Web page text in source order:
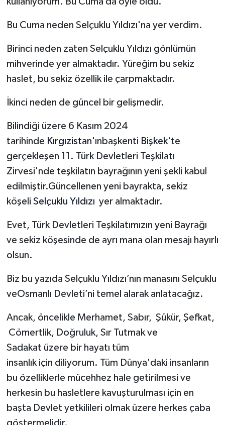
Bu Cuma neden Selçuklu Yıldızı'na yer verdim.
Birinci neden zaten Selçuklu Yıldızı gönlümün
mihverinde yer almaktadır. Yüreğim bu sekiz
haslet, bu sekiz özellik ile çarpmaktadır.
İkinci neden de güncel bir gelişmedir.
Bilindiği üzere 6 Kasım 2024
tarihinde Kırgızistan'ınbaşkenti Bişkek'te
gerçekleşen 11. Türk Devletleri Teşkilatı
Zirvesi'nde teşkilatın bayrağının yeni şekli kabul
edilmiştir.Güncellenen yeni bayrakta, sekiz
köşeli Selçuklu Yıldızı yer almaktadır.
Evet, Türk Devletleri Teşkilatımızın yeni Bayrağı
ve sekiz köşesinde de ayrı mana olan mesajı hayırlı
olsun.
Biz bu yazıda Selçuklu Yıldızı’nın manasını Selçuklu
veOsmanlı Devleti’ni temel alarak anlatacağız.
Ancak, öncelikle Merhamet, Sabır, Şükür, Şefkat,
Cömertlik, Doğruluk, Sır Tutmak ve
Sadakat üzere bir hayatı tüm
insanlık için diliyorum. Tüm Dünya'daki insanların
bu özelliklerle mücehhez hale getirilmesi ve
herkesin bu hasletlere kavuşturulması için en
başta Devlet yetkilileri olmak üzere herkes çaba
göstermelidir.